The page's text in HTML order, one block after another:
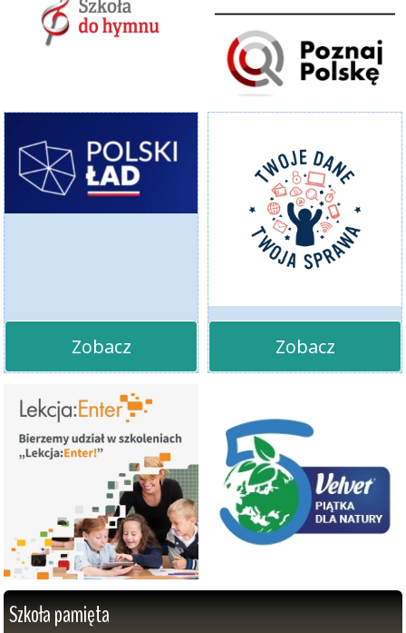
Zobacz Zobacz
Szkoła pamięta